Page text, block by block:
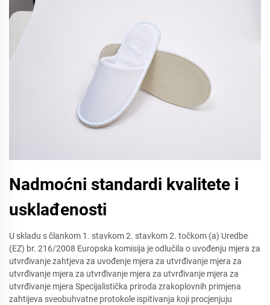
Nadmoćni standardi kvalitete i
usklađenosti
U skladu s člankom 1. stavkom 2. stavkom 2. točkom (a) Uredbe
(EZ) br. 216/2008 Europska komisija je odlučila o uvođenju mjera za
utvrđivanje zahtjeva za uvođenje mjera za utvrđivanje mjera za
utvrđivanje mjera za utvrđivanje mjera za utvrđivanje mjera za
utvrđivanje mjera Specijalistička priroda zrakoplovnih primjena
zahtijeva sveobuhvatne protokole ispitivanja koji procjenjuju